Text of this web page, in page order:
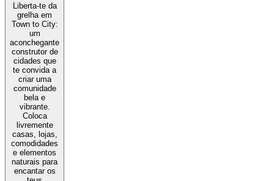
Liberta-te da
grelha em
Town to City:
um
aconchegante
construtor de
cidades que
te convida a
criar uma
comunidade
bela e
vibrante.
Coloca
livremente
casas, lojas,
comodidades
e elementos
naturais para
encantar os